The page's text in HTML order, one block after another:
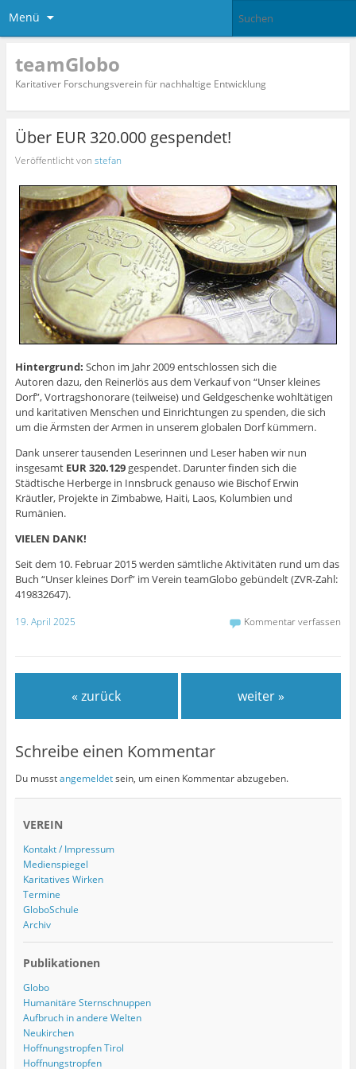
Menü
teamGlobo
Karitativer Forschungsverein für nachhaltige Entwicklung
Über EUR 320.000 gespendet!
Veröffentlicht von stefan
Hintergrund: Schon im Jahr 2009 entschlossen sich die
Autoren dazu, den Reinerlös aus dem Verkauf von “Unser kleines
Dorf”, Vortragshonorare (teilweise) und Geldgeschenke wohltätigen
und karitativen Menschen und Einrichtungen zu spenden, die sich
um die Ärmsten der Armen in unserem globalen Dorf kümmern.
Dank unserer tausenden Leserinnen und Leser haben wir nun
insgesamt EUR 320.129 gespendet. Darunter finden sich die
Städtische Herberge in Innsbruck genauso wie Bischof Erwin
Kräutler, Projekte in Zimbabwe, Haiti, Laos, Kolumbien und
Rumänien.
VIELEN DANK!
Seit dem 10. Februar 2015 werden sämtliche Aktivitäten rund um das
Buch “Unser kleines Dorf” im Verein teamGlobo gebündelt (ZVR-Zahl:
419832647).
19. April 2025 Kommentar verfassen
« zurück weiter »
Schreibe einen Kommentar
Du musstangemeldetsein, um einen Kommentar abzugeben.
VEREIN
Kontakt / Impressum
Medienspiegel
Karitatives Wirken
Termine
GloboSchule
Archiv
Publikationen
Globo
Humanitäre Sternschnuppen
Aufbruch in andere Welten
Neukirchen
Hoffnungstropfen Tirol
Hoffnungstropfen